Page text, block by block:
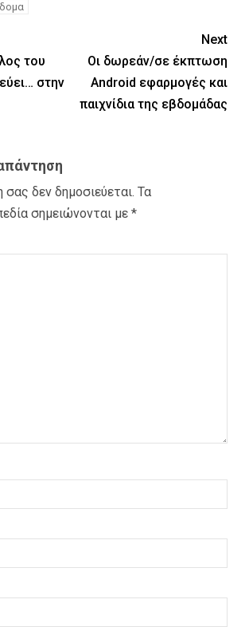
του
στην
Next
Οι δωρεάν/σε έκπτωση
Android εφαρμογές και
παιχνίδια της εβδομάδας
σας δεν δημοσιεύεται. Τα
σημειώνονται με *